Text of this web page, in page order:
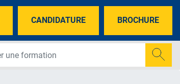
CANDIDATURE BROCHURE